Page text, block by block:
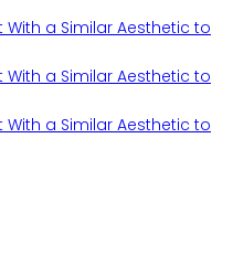
a Similar Aesthetic to
a Similar Aesthetic to
a Similar Aesthetic to